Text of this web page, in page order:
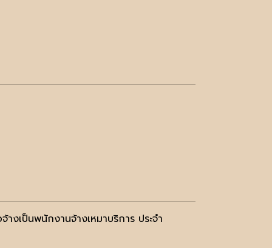
งเป็นพนักงานจ้างเหมาบริการ ประจำ